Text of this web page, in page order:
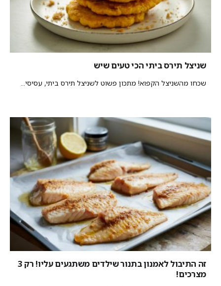
שניצל תירס ביתי הכי טעים שיש
שכחו מהשניצל הקפוא! מתכון פשוט לשניצל תירס ביתי, עסיסי...
זה התיבול לאמנון בתנור שילדים משתגעים עליו! רק 3
מצרכים!